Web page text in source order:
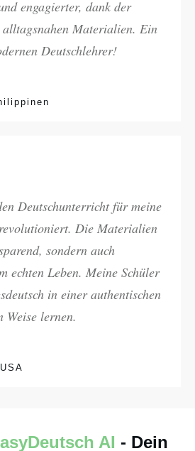
engagierter, dank der
alltagsnahen Materialien. Ein
Deutschlehrer!
Deutschunterricht für meine
Die Materialien
sondern auch
echten Leben. Meine Schüler
in einer authentischen
Weise lernen.
AI - Dein